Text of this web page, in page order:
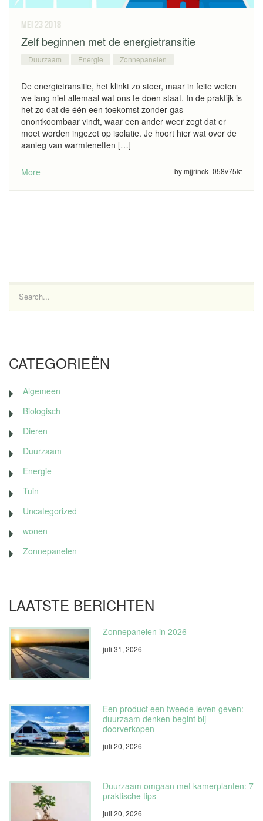
mei 23 2018
Zelf beginnen met de energietransitie
Duurzaam Energie Zonnepanelen
De energietransitie, het klinkt zo stoer, maar in feite weten
we lang niet allemaal wat ons te doen staat. In de praktijk is
het zo dat de één een toekomst zonder gas
onontkoombaar vindt, waar een ander weer zegt dat er
moet worden ingezet op isolatie. Je hoort hier wat over de
aanleg van warmtenetten […]
More by mjjrinck_058v75kt
CATEGORIEËN
Algemeen
Biologisch
Dieren
Duurzaam
Energie
Tuin
Uncategorized
wonen
Zonnepanelen
LAATSTE BERICHTEN
Zonnepanelen in 2026
juli 31, 2026
Een product een tweede leven geven:
duurzaam denken begint bij
doorverkopen
juli 20, 2026
Duurzaam omgaan met kamerplanten: 7
praktische tips
juli 20, 2026